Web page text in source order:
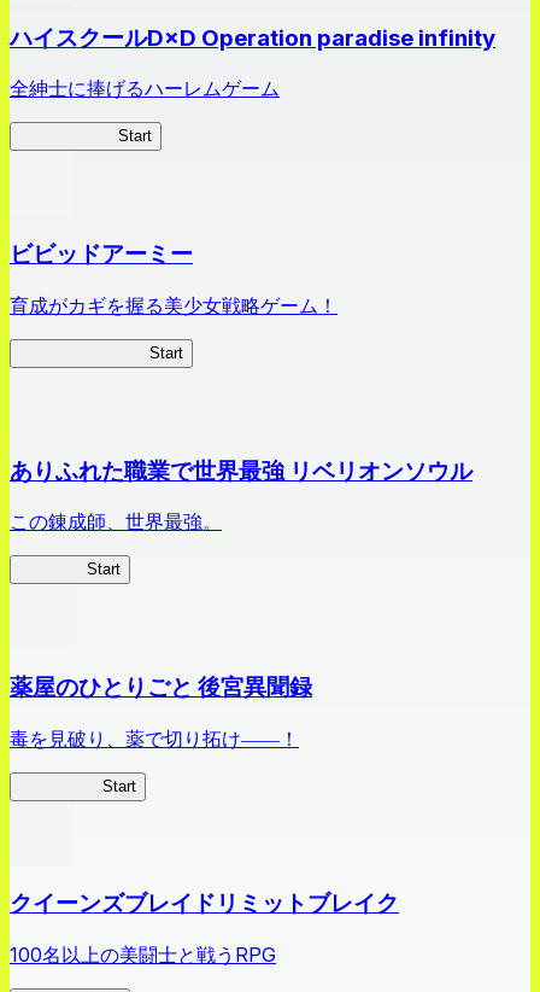
ハイスクールD×D Operation paradise infinity
全紳士に捧げるハーレムゲーム
Start
ビビッドアーミー
育成がカギを握る美少女戦略ゲーム！
Start
ありふれた職業で世界最強 リベリオンソウル
この錬成師、世界最強。
Start
薬屋のひとりごと 後宮異聞録
毒を見破り、薬で切り拓け――！
Start
クイーンズブレイドリミットブレイク
100名以上の美闘士と戦うRPG